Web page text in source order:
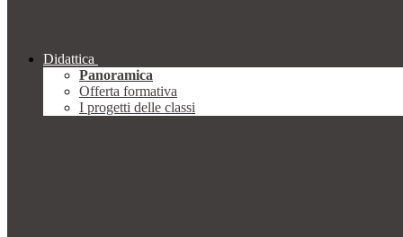
Didattica
Panoramica
Offerta formativa
I progetti delle classi